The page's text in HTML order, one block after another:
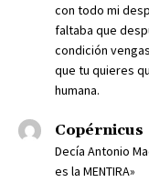
con todo mi
faltaba que
condición
que tu quieres
humana.
Copérnicus
Decía Antonio
es la MENTIRA»